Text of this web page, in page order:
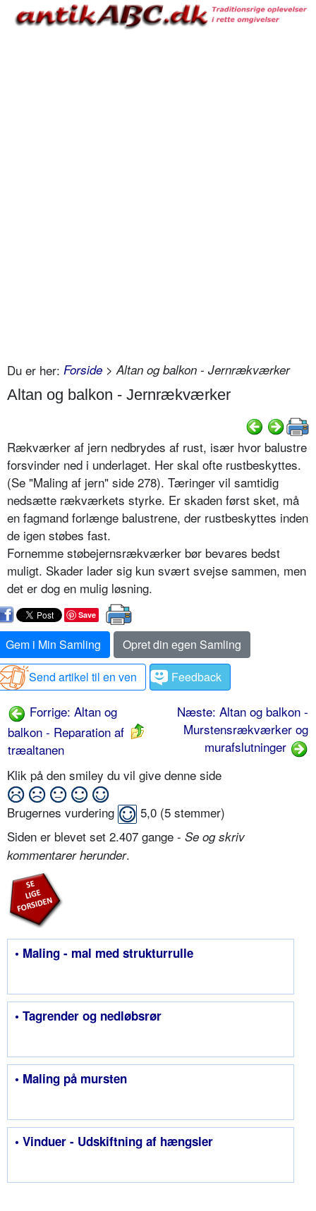
Du er her: Forside > Altan og balkon - Jernrækværker
Altan og balkon - Jernrækværker
Rækværker af jern nedbrydes af rust, især hvor balustre
forsvinder ned i underlaget. Her skal ofte rustbeskyttes.
(Se "Maling af jern" side 278). Tæringer vil samtidig
nedsætte rækværkets styrke. Er skaden først sket, må
en fagmand forlænge balustrene, der rustbeskyttes inden
de igen støbes fast.
Fornemme støbejernsrækværker bør bevares bedst
muligt. Skader lader sig kun svært svejse sammen, men
det er dog en mulig løsning.
Save
Gem i Min Samling
Opret din egen Samling
Send artikel til en ven
Feedback
Forrige: Altan og
balkon - Reparation af
træaltanen
Næste: Altan og balkon -
Murstensrækværker og
murafslutninger
Klik på den smiley du vil give denne side
Brugernes vurdering 5,0 (5 stemmer)
Siden er blevet set 2.407 gange - Se og skriv
kommentarer herunder.
• Maling - mal med strukturrulle
• Tagrender og nedløbsrør
• Maling på mursten
• Vinduer - Udskiftning af hængsler